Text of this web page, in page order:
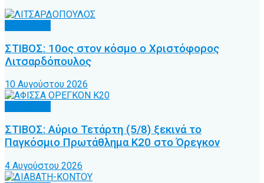
ΣΤΙΒΟΣ: 10ος στον κόσμο ο Χριστόφορος
Λιτσαρδόπουλος
10 Αυγούστου 2026
ΣΤΙΒΟΣ: Αύριο Τετάρτη (5/8) ξεκινά το
Παγκόσμιο Πρωτάθλημα Κ20 στο Όρεγκον
4 Αυγούστου 2026